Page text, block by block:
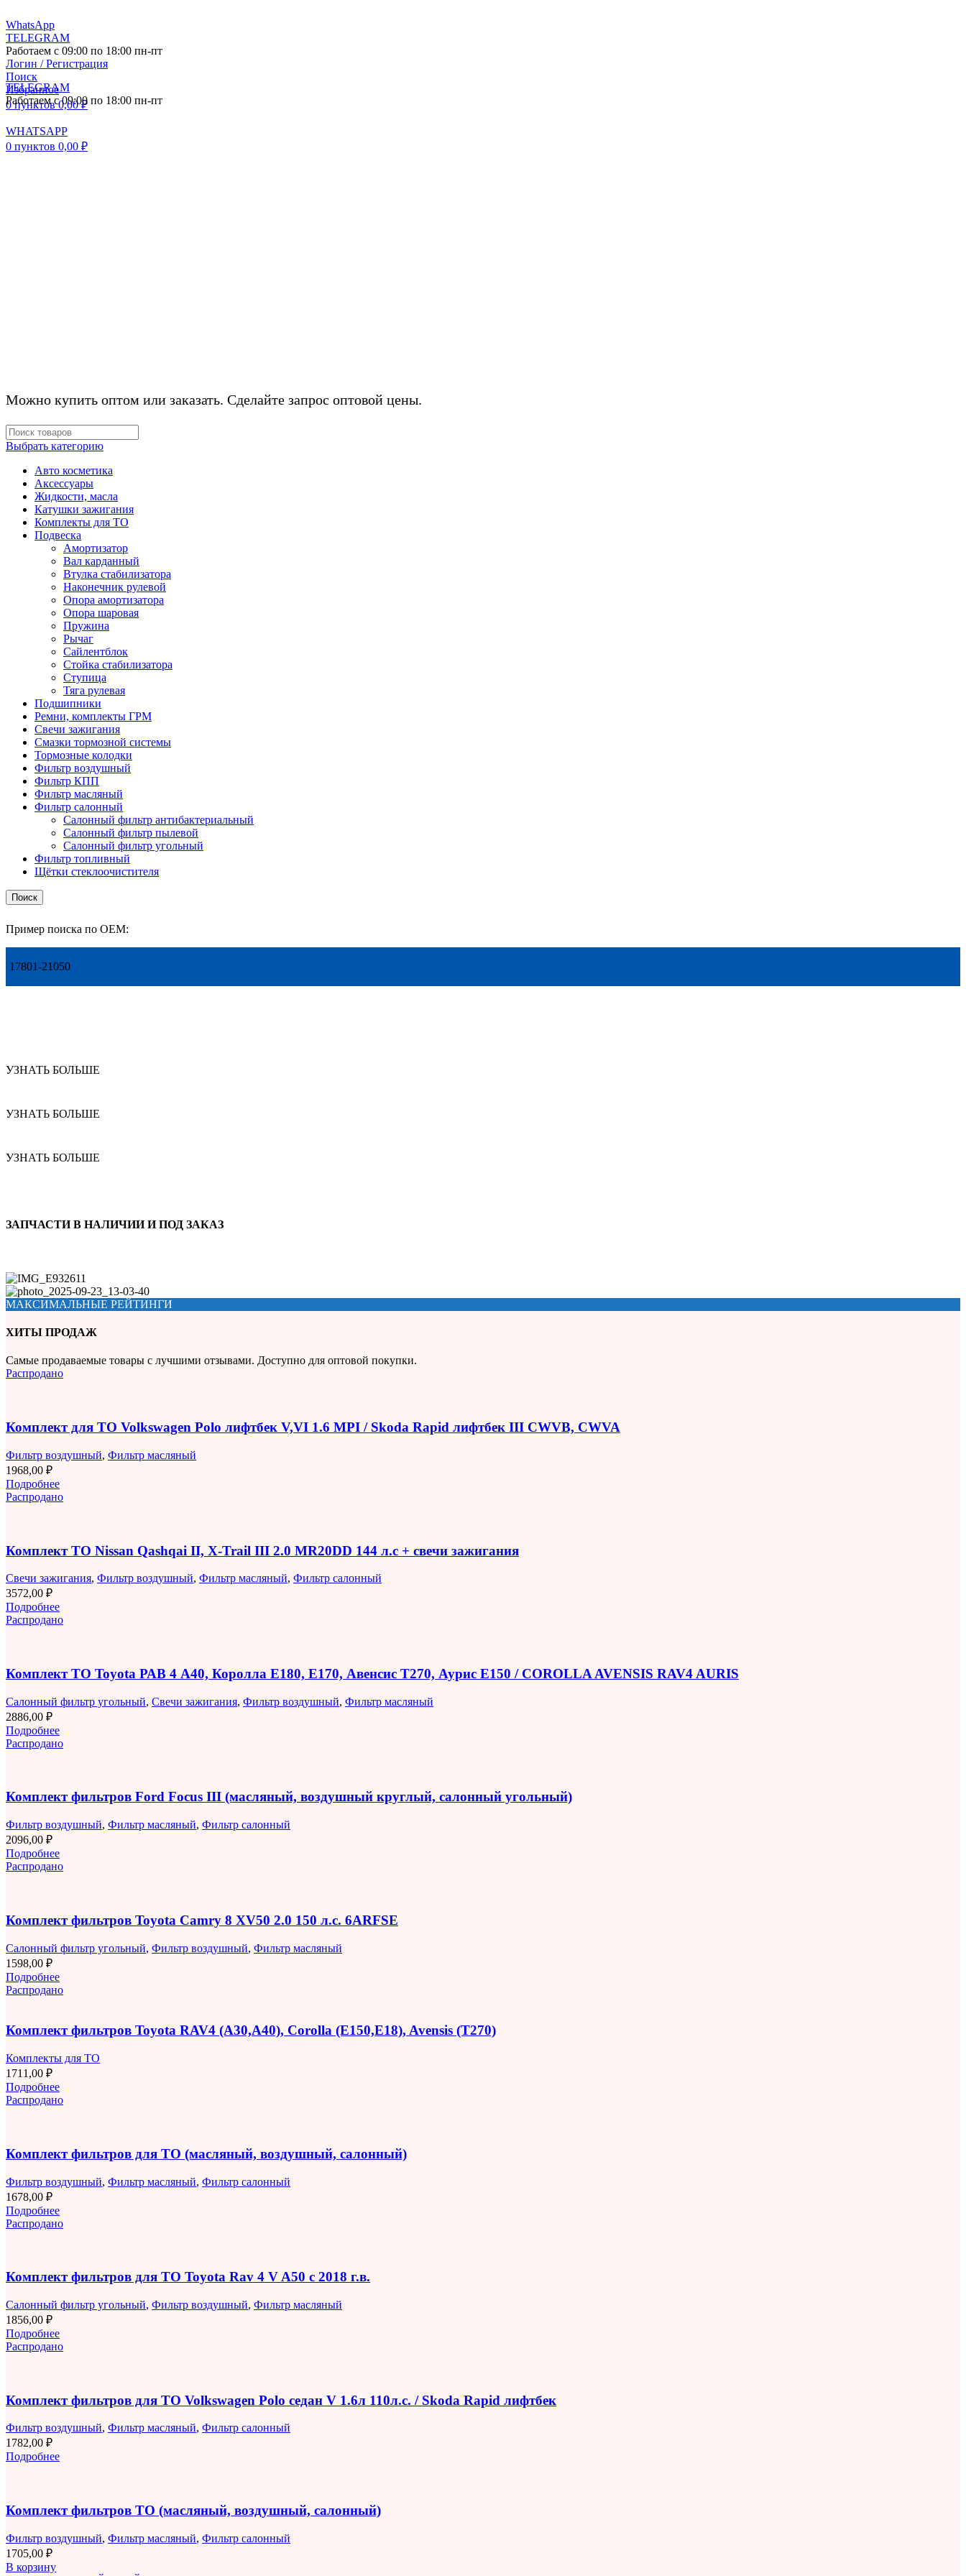
WhatsApp
TELEGRAM
Работаем с 09:00 по 18:00 пн-пт
Логин / Регистрация
Поиск
Избранное
0пунктов 0,00₽
WHATSAPP
0 пунктов 0,00 ₽
TELEGRAM
Работаем с 09:00 по 18:00 пн-пт
Можно купить оптом или заказать. Сделайте запрос оптовой цены.
Выбрать категорию
Авто косметика
Аксессуары
Жидкости, масла
Катушки зажигания
Комплекты для ТО
Подвеска
Амортизатор
Вал карданный
Втулка стабилизатора
Наконечник рулевой
Опора амортизатора
Опора шаровая
Пружина
Рычаг
Сайлентблок
Стойка стабилизатора
Ступица
Тяга рулевая
Подшипники
Ремни, комплекты ГРМ
Свечи зажигания
Смазки тормозной системы
Тормозные колодки
Фильтр воздушный
Фильтр КПП
Фильтр масляный
Фильтр салонный
Салонный фильтр антибактериальный
Салонный фильтр пылевой
Салонный фильтр угольный
Фильтр топливный
Щётки стеклоочистителя
Поиск
Пример поиска по OEM:
17801-21050
УЗНАТЬ БОЛЬШЕ
УЗНАТЬ БОЛЬШЕ
УЗНАТЬ БОЛЬШЕ
ЗАПЧАСТИ В НАЛИЧИИ И ПОД ЗАКАЗ
МАКСИМАЛЬНЫЕ РЕЙТИНГИ
ХИТЫ ПРОДАЖ
Самые продаваемые товары с лучшими отзывами. Доступно для оптовой покупки.
Распродано
Комплект для ТО Volkswagen Polo лифтбек V,VI 1.6 MPI / Skoda Rapid лифтбек III CWVB, CWVA
Фильтр воздушный, Фильтр масляный
1968,00 ₽
Подробнее
Распродано
Комплект ТО Nissan Qashqai II, X-Trail III 2.0 MR20DD 144 л.с + свечи зажигания
Свечи зажигания, Фильтр воздушный, Фильтр масляный, Фильтр салонный
3572,00 ₽
Подробнее
Распродано
Комплект ТО Toyota РАВ 4 A40, Королла E180, E170, Авенсис T270, Аурис E150 / COROLLA AVENSIS RAV4 AURIS
Салонный фильтр угольный, Свечи зажигания, Фильтр воздушный, Фильтр масляный
2886,00 ₽
Подробнее
Распродано
Комплект фильтров Ford Focus III (масляный, воздушный круглый, салонный угольный)
Фильтр воздушный, Фильтр масляный, Фильтр салонный
2096,00 ₽
Подробнее
Распродано
Комплект фильтров Toyota Camry 8 XV50 2.0 150 л.с. 6ARFSE
Салонный фильтр угольный, Фильтр воздушный, Фильтр масляный
1598,00 ₽
Подробнее
Распродано
Комплект фильтров Toyota RAV4 (A30,A40), Corolla (E150,E18), Avensis (T270)
Комплекты для ТО
1711,00 ₽
Подробнее
Распродано
Комплект фильтров для ТО (масляный, воздушный, салонный)
Фильтр воздушный, Фильтр масляный, Фильтр салонный
1678,00 ₽
Подробнее
Распродано
Комплект фильтров для ТО Toyota Rav 4 V A50 с 2018 г.в.
Салонный фильтр угольный, Фильтр воздушный, Фильтр масляный
1856,00 ₽
Подробнее
Распродано
Комплект фильтров для ТО Volkswagen Polo седан V 1.6л 110л.с. / Skoda Rapid лифтбек
Фильтр воздушный, Фильтр масляный, Фильтр салонный
1782,00 ₽
Подробнее
Комплект фильтров ТО (масляный, воздушный, салонный)
Фильтр воздушный, Фильтр масляный, Фильтр салонный
1705,00 ₽
В корзину